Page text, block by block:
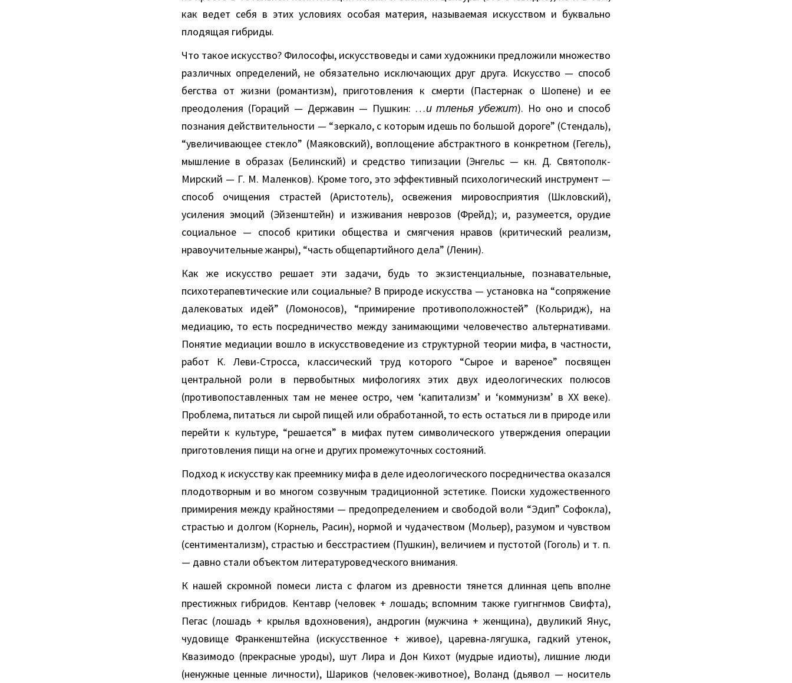
как ведет себя в этих условиях особая материя, называемая искусством и буквально
плодящая гибриды.
Что такое искусство? Философы, искусствоведы и сами художники предложили множество
различных определений, не обязательно исключающих друг друга. Искусство — способ
бегства от жизни (романтизм), приготовления к смерти (Пастернак о Шопене) и ее
преодоления (Гораций — Державин — Пушкин: …и тленья убежит). Но оно и способ
познания действительности — “зеркало, с которым идешь по большой дороге” (Стендаль),
“увеличивающее стекло” (Маяковский), воплощение абстрактного в конкретном (Гегель),
мышление в образах (Белинский) и средство типизации (Энгельс — кн. Д. Святополк-
Мирский — Г. М. Маленков). Кроме того, это эффективный психологический инструмент —
способ очищения страстей (Аристотель), освежения мировосприятия (Шкловский),
усиления эмоций (Эйзенштейн) и изживания неврозов (Фрейд); и, разумеется, орудие
социальное — способ критики общества и смягчения нравов (критический реализм,
нравоучительные жанры), “часть общепартийного дела” (Ленин).
Как же искусство решает эти задачи, будь то экзистенциальные, познавательные,
психотерапевтические или социальные? В природе искусства — установка на “сопряжение
далековатых идей” (Ломоносов), “примирение противоположностей” (Кольридж), на
медиацию, то есть посредничество между занимающими человечество альтернативами.
Понятие медиации вошло в искусствоведение из структурной теории мифа, в частности,
работ К. Леви-Стросса, классический труд которого “Сырое и вареное” посвящен
центральной роли в первобытных мифологиях этих двух идеологических полюсов
(противопоставленных там не менее остро, чем ‘капитализм’ и ‘коммунизм’ в ХХ веке).
Проблема, питаться ли сырой пищей или обработанной, то есть остаться ли в природе или
перейти к культуре, “решается” в мифах путем символического утверждения операции
приготовления пищи на огне и других промежуточных состояний.
Подход к искусству как преемнику мифа в деле идеологического посредничества оказался
плодотворным и во многом созвучным традиционной эстетике. Поиски художественного
примирения между крайностями — предопределением и свободой воли “Эдип” Софокла),
страстью и долгом (Корнель, Расин), нормой и чудачеством (Мольер), разумом и чувством
(сентиментализм), страстью и бесстрастием (Пушкин), величием и пустотой (Гоголь) и т. п.
— давно стали объектом литературоведческого внимания.
К нашей скромной помеси листа с флагом из древности тянется длинная цепь вполне
престижных гибридов. Кентавр (человек + лошадь; вспомним также гуигнгнмов Свифта),
Пегас (лошадь + крылья вдохновения), андрогин (мужчина + женщина), двуликий Янус,
чудовище Франкенштейна (искусственное + живое), царевна-лягушка, гадкий утенок,
Квазимодо (прекрасные уроды), шут Лира и Дон Кихот (мудрые идиоты), лишние люди
(ненужные ценные личности), Шариков (человек-животное), Воланд (дьявол — носитель